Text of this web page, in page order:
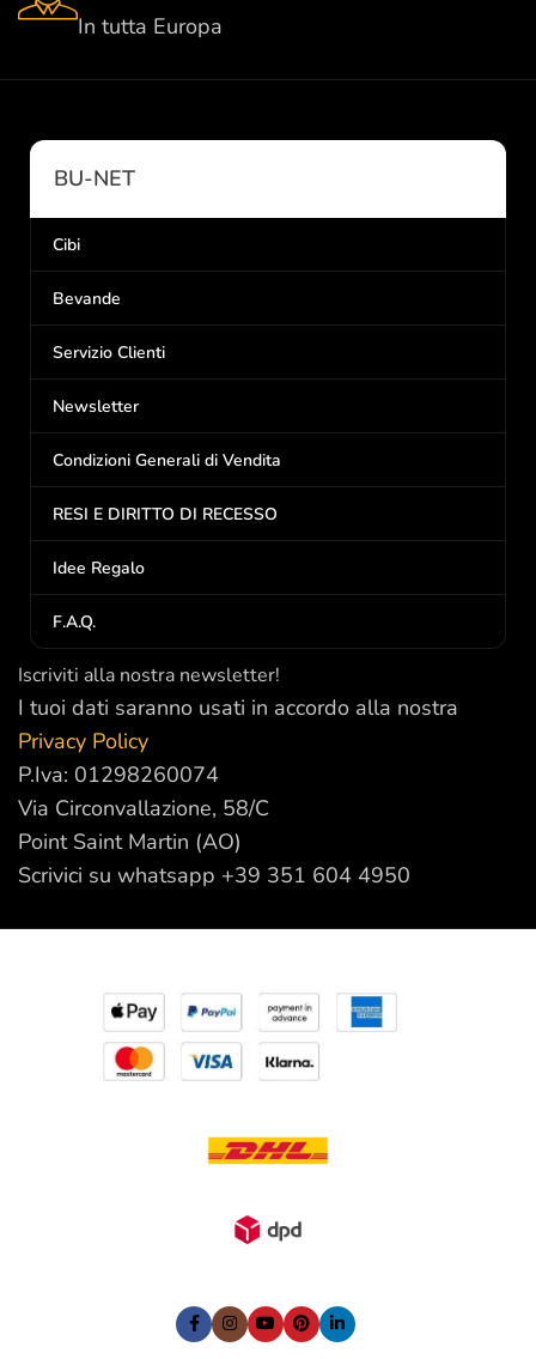
In tutta Europa
BU-NET
Cibi
Bevande
Servizio Clienti
Newsletter
Condizioni Generali di Vendita
RESI E DIRITTO DI RECESSO
Idee Regalo
F.A.Q.
Iscriviti alla nostra newsletter!
I tuoi dati saranno usati in accordo alla nostra
Privacy Policy
P.Iva: 01298260074
Via Circonvallazione, 58/C
Point Saint Martin (AO)
Scrivici su whatsapp +39 351 604 4950